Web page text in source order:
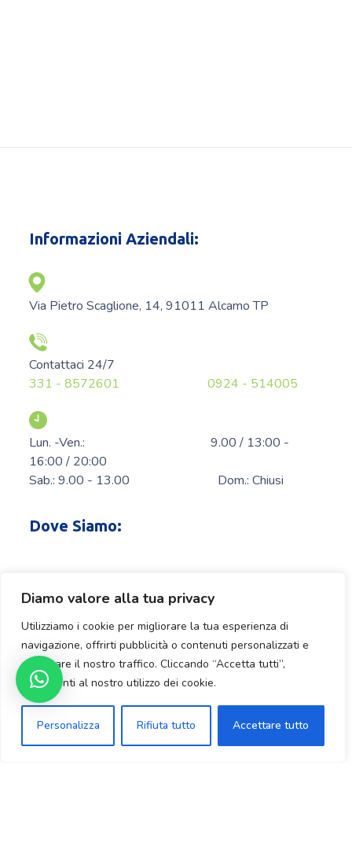
Diamo valore alla tua privacy
Utilizziamo i cookie per migliorare la tua esperienza di
navigazione, offrirti pubblicità o contenuti personalizzati e
analizzare il nostro traffico. Cliccando “Accetta tutti”,
acconsenti al nostro utilizzo dei cookie.
Personalizza Rifiuta tutto Accettare tutto
Informazioni Aziendali:
Via Pietro Scaglione, 14, 91011 Alcamo TP
Contattaci 24/7
331 - 8572601
0924 - 514005
Lun. -Ven.: 9.00 / 13:00 -
16:00 / 20:00
Sab.: 9.00 - 13.00 Dom.: Chiusi
Dove Siamo: